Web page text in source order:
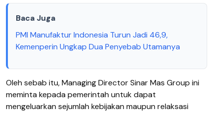
Baca Juga
PMI Manufaktur Indonesia Turun Jadi 46,9,
Kemenperin Ungkap Dua Penyebab Utamanya
Oleh sebab itu, Managing Director Sinar Mas Group ini
meminta kepada pemerintah untuk dapat
mengeluarkan sejumlah kebijakan maupun relaksasi